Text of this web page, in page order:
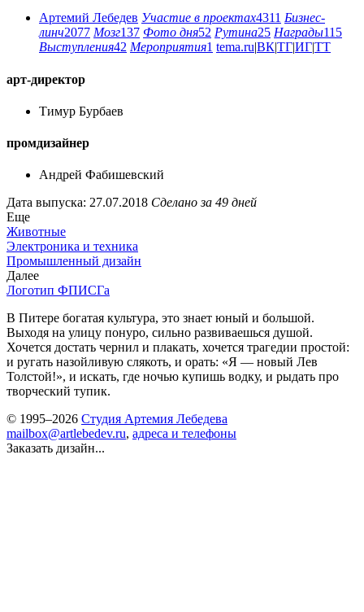
Артемий Лебедев Участие в проектах4311 Бизнес-
линч2077 Мозг137 Фото дня52 Рутина25 Награды115
Выступления42 Мероприятия1 tema.ru|ВК|ТГ|ИГ|ТТ
арт-директор
Тимур Бурбаев
промдизайнер
Андрей Фабишевский
Дата выпуска: 27.07.2018 Сделано за 49 дней
Еще
Животные
Электроника и техника
Промышленный дизайн
Далее
Логотип ФПИСГа
В Питере богатая культура, это знает юный и большой.
Выходя на улицу понуро, сильно развиваешься душой.
Хочется достать чернил и плакать, хочется трагедии простой:
и ругать назойливую слякоть, и орать: «Я — новый Лев
Толстой!», и искать, где ночью купишь водку, и рыдать про
творческий тупик.
© 1995–2026 Студия Артемия Лебедева
mailbox@artlebedev.ru, адреса и телефоны
Заказать дизайн...